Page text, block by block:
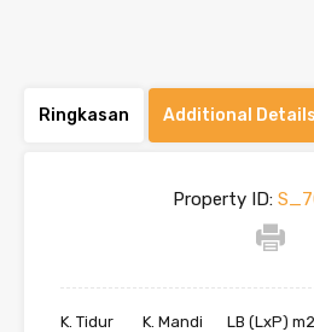
Ringkasan Additional Details
Property ID:
K. Tidur K. Mandi LB (LxP) m2